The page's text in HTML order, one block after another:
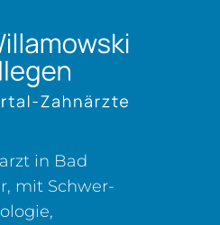
in Bad
mit Schwer­